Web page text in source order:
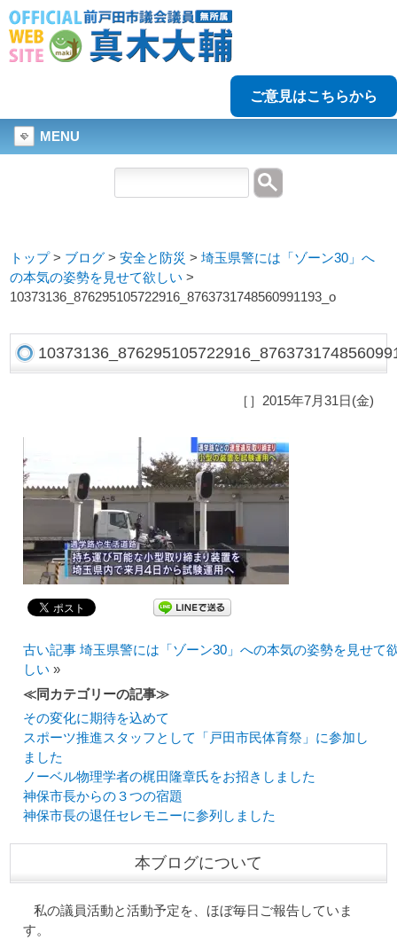
ご意見はこちらから
MENU
トップ> ブログ >安全と防災 >埼玉県警には「ゾーン30」へ
の本気の姿勢を見せて欲しい >
10373136_876295105722916_8763731748560991193_o
［］2015年7月31日(金)
古い記事 埼玉県警には「ゾーン30」への本気の姿勢を見せて
しい »
≪同カテゴリーの記事≫
その変化に期待を込めて
スポーツ推進スタッフとして「戸田市民体育祭」に参加し
ました
ノーベル物理学者の梶田隆章氏をお招きしました
神保市長からの３つの宿題
神保市長の退任セレモニーに参列しました
本ブログについて
私の議員活動と活動予定を、ほぼ毎日ご報告していま
す。